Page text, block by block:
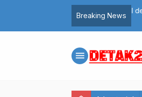
Breaking News
menu